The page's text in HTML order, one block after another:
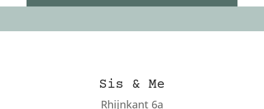
Sis & Me
Rhijnkant 6a